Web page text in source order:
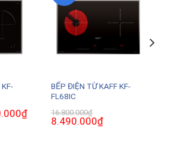
₫Giá
hiện
BẾP ĐIỆN TỪ KAFF KF-
FL68IC
16.800.000₫
Giá
gốc
8.490.000₫Giá
hiện